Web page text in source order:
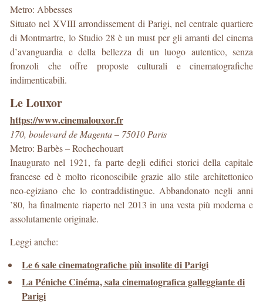
Metro: Abbesses
Situato nel XVIII arrondissement di Parigi, nel centrale quartiere
di Montmartre, lo Studio 28 è un must per gli amanti del cinema
d’avanguardia e della bellezza di un luogo autentico, senza
fronzoli che offre proposte culturali e cinematografiche
indimenticabili.
Le Louxor
https://www.cinemalouxor.fr
170, boulevard de Magenta – 75010 Paris
Metro: Barbès – Rochechouart
Inaugurato nel 1921, fa parte degli edifici storici della capitale
francese ed è molto riconoscibile grazie allo stile architettonico
neo-egiziano che lo contraddistingue. Abbandonato negli anni
’80, ha finalmente riaperto nel 2013 in una vesta più moderna e
assolutamente originale.
Leggi anche:
Le 6 sale cinematografiche più insolite di Parigi
La Péniche Cinéma, sala cinematografica galleggiante di
Parigi